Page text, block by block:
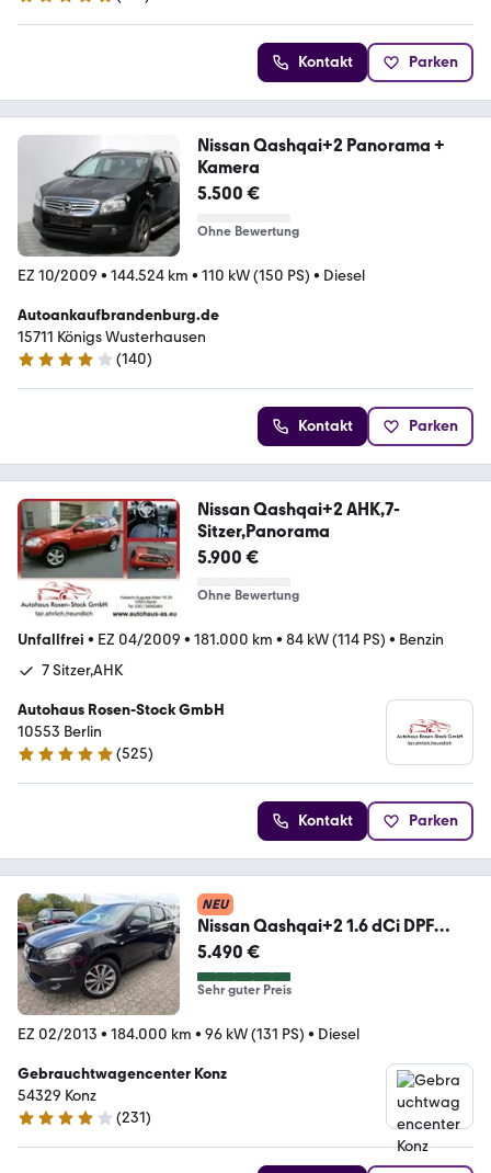
4.8 Sterne
Kontakt Parken
Nissan Qashqai+2 Panorama +
Kamera
5.500 €
Ohne Bewertung
EZ 10/2009 • 144.524 km • 110 kW (150 PS) • Diesel
Autoankaufbrandenburg.de
15711 Königs Wusterhausen
4.2 Sterne
(140)
Kontakt Parken
Nissan Qashqai+2 AHK,7-
Sitzer,Panorama
5.900 €
Ohne Bewertung
Unfallfrei • EZ 04/2009 • 181.000 km • 84 kW (114 PS) • Benzin
7 Sitzer,AHK
Autohaus Rosen-Stock GmbH
10553 Berlin
4.9 Sterne
(525)
Kontakt Parken
NEU
Nissan Qashqai+2 1.6 dCi DPF
Tekna/Pano/Leder/Navi/360°
5.490 €
Sehr guter Preis
EZ 02/2013 • 184.000 km • 96 kW (131 PS) • Diesel
Gebrauchtwagencenter Konz
54329 Konz
3.9 Sterne
(231)